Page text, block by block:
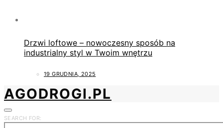
Drzwi loftowe – nowoczesny sposób na
industrialny styl w Twoim wnętrzu
19 GRUDNIA, 2025
AGODROGI.PL
SEARCH FOR: